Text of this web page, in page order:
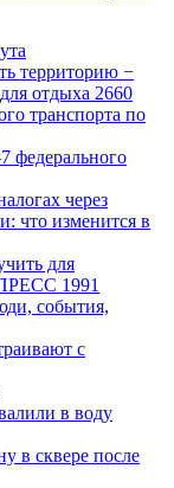
территорию −
отдыха 2660
транспорта по
федерального
через
что изменится в
для
1991
события,
с
в воду
в сквере после